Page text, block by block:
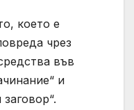
което е
чрез
във
и